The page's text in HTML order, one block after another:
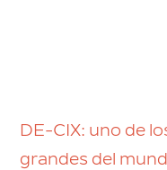
DE-CIX: uno de
grandes del